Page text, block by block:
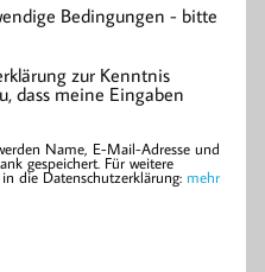
Bedingungen - bitte
zur Kenntnis
dass meine Eingaben
Name, E-Mail-Adresse und
gespeichert. Für weitere
die Datenschutzerklärung: mehr